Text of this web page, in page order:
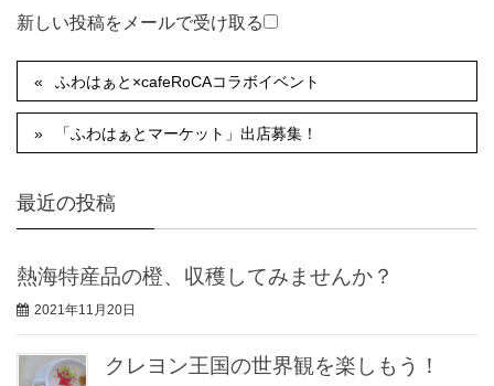
新しい投稿をメールで受け取る
ふわはぁと×cafeRoCAコラボイベント
「ふわはぁとマーケット」出店募集！
最近の投稿
熱海特産品の橙、収穫してみませんか？
2021年11月20日
クレヨン王国の世界観を楽しもう！